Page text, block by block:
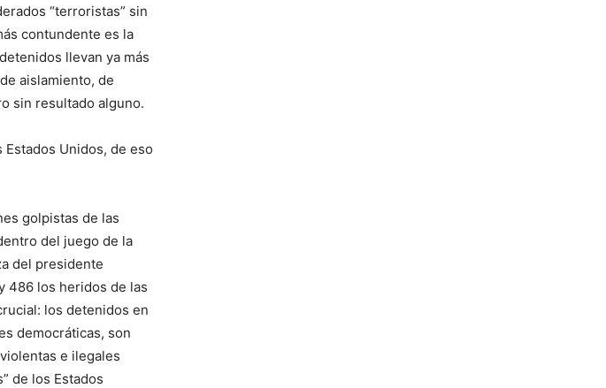
“terroristas” sin
contundente es la
llevan ya más
aislamiento, de
sin resultado alguno.
Unidos, de eso
golpistas de las
del juego de la
del presidente
486 los heridos de las
los detenidos en
democráticas, son
e ilegales
de los Estados